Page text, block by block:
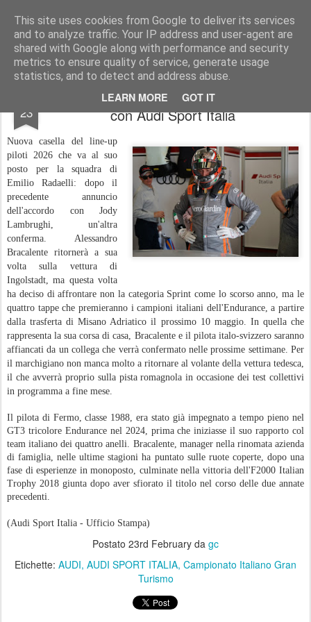
This site uses cookies from Google to deliver its services
and to analyze traffic. Your IP address and user-agent are
shared with Google along with performance and security
metrics to ensure quality of service, generate usage
statistics, and to detect and address abuse.
LEARN MORE GOT IT
AutoMotoCorse. Motorsport Random News 280912
23
GT Italiano: Alessandro Bracalente ritorna
con Audi Sport Italia
Nuova casella del line-up
piloti 2026 che va al suo
posto per la squadra di
Emilio Radaelli: dopo il
precedente annuncio
dell'accordo con Jody
Lambrughi, un'altra
conferma. Alessandro
Bracalente ritornerà a sua
volta sulla vettura di
Ingolstadt, ma questa volta
ha deciso di affrontare non la categoria Sprint come lo scorso anno, ma le
quattro tappe che premieranno i campioni italiani dell'Endurance, a partire
dalla trasferta di Misano Adriatico il prossimo 10 maggio. In quella che
rappresenta la sua corsa di casa, Bracalente e il pilota italo-svizzero saranno
affiancati da un collega che verrà confermato nelle prossime settimane. Per
il marchigiano non manca molto a ritornare al volante della vettura tedesca,
il che avverrà proprio sulla pista romagnola in occasione dei test collettivi
in programma a fine mese.
Il pilota di Fermo, classe 1988, era stato già impegnato a tempo pieno nel
GT3 tricolore Endurance nel 2024, prima che iniziasse il suo rapporto col
team italiano dei quattro anelli. Bracalente, manager nella rinomata azienda
di famiglia, nelle ultime stagioni ha puntato sulle ruote coperte, dopo una
fase di esperienze in monoposto, culminate nella vittoria dell'F2000 Italian
Trophy 2018 giunta dopo aver sfiorato il titolo nel corso delle due annate
precedenti.
(Audi Sport Italia - Ufficio Stampa)
Postato 23rd February da gc
Etichette: AUDI AUDI SPORT ITALIA Campionato Italiano Gran
Turismo